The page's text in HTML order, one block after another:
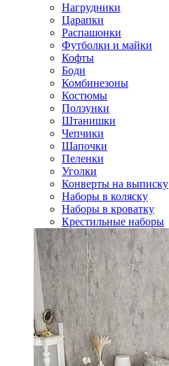
Нагрудники
Царапки
Распашонки
Футболки и майки
Кофты
Боди
Комбинезоны
Костюмы
Ползунки
Штанишки
Чепчики
Шапочки
Пеленки
Уголки
Конверты на выписку
Наборы в коляску
Наборы в кроватку
Крестильные наборы